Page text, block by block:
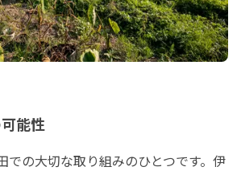
能性
での大切な取り組みのひとつです。伊